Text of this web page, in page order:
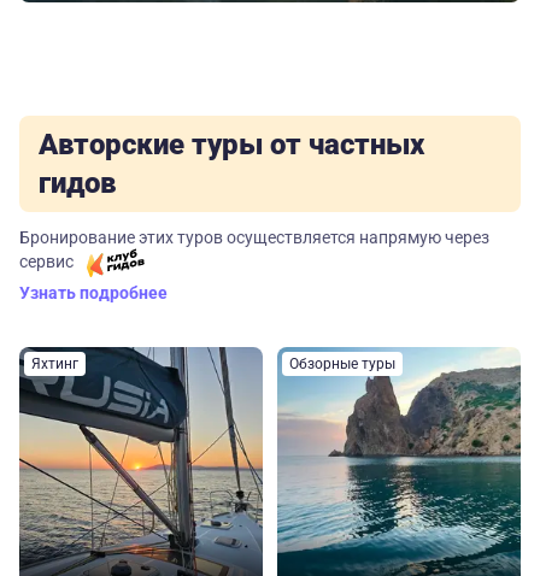
Авторские туры от частных
гидов
Бронирование этих туров осуществляется напрямую через
сервис
Узнать подробнее
Яхтинг Обзорные туры